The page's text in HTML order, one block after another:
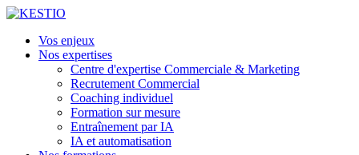
Vos enjeux
Nos expertises
Centre d'expertise Commerciale & Marketing
Recrutement Commercial
Coaching individuel
Formation sur mesure
Entraînement par IA
IA et automatisation